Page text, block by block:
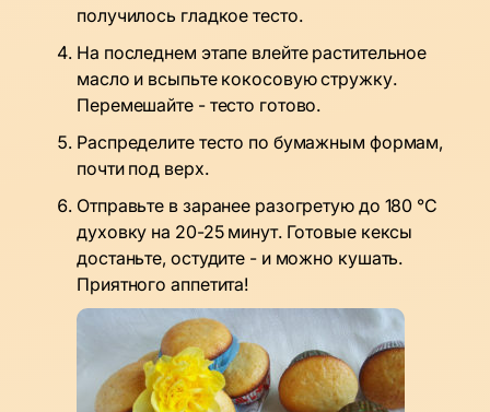
получилось гладкое тесто.
На последнем этапе влейте растительное
масло и всыпьте кокосовую стружку.
Перемешайте - тесто готово.
Распределите тесто по бумажным формам,
почти под верх.
Отправьте в заранее разогретую до 180 °C
духовку на 20-25 минут. Готовые кексы
достаньте, остудите - и можно кушать.
Приятного аппетита!